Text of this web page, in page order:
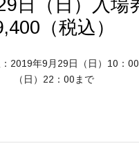
日（日）入場
（税込）
2019年9月29日（日）10：
（日）22：00まで